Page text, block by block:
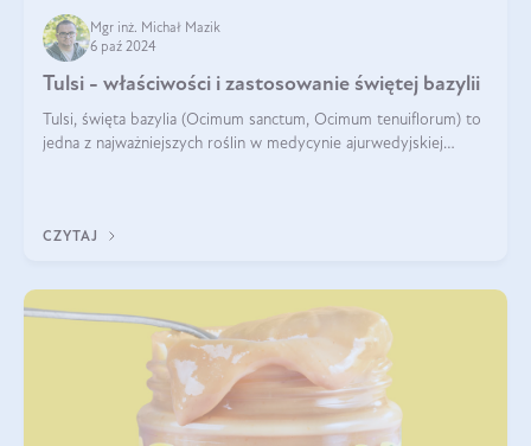
Mgr inż. Michał Mazik
6 paź 2024
Tulsi - właściwości i zastosowanie świętej bazylii
Tulsi, święta bazylia (Ocimum sanctum, Ocimum tenuiflorum) to
jedna z najważniejszych roślin w medycynie ajurwedyjskiej
CZYTAJ